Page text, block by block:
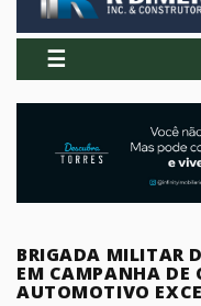
☰
BRIGADA MILITAR
EM CAMPANHA DE
AUTOMOTIVO